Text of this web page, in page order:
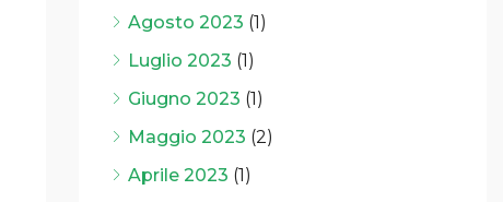
Agosto 2023 (1)
Luglio 2023 (1)
Giugno 2023 (1)
Maggio 2023 (2)
Aprile 2023 (1)